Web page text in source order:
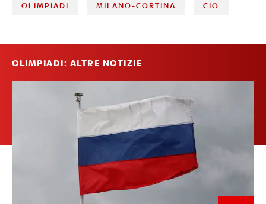
OLIMPIADI MILANO-CORTINA CIO
OLIMPIADI: ALTRE NOTIZIE